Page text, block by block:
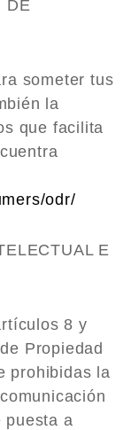
DE
someter tus
la
que facilita
odr/
E
8 y
Propiedad
prohibidas la
puesta a